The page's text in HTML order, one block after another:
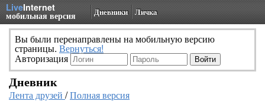
LiveInternet
мобильная версия Дневники Личка
Вы были перенаправлены на мобильную версию
страницы. Вернуться!
Авторизация
Дневник
Лента друзей /Полная версия